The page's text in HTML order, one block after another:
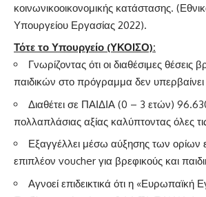
κοινωνικοοικονομικής κατάστασης.
Υπουργείου Εργασίας 2022).
Τότε το Υπουργείο (ΥΚΟΙΣΟ):
Γνωρίζοντας ότι οι διαθέσιμες θέσεις
παιδικών στο πρόγραμμα δεν υπερβαίνει
Διαθέτει σε ΠΑΙΔΙΑ (0 – 3 ετών)
πολλαπλάσιας αξίας καλύπτοντας όλες τις
Εξαγγέλλει μέσω αύξησης των ορίων
επιπλέον voucher για βρεφικούς και
Αγνοεί επιδεικτικά ότι η «Ευρωπαϊκή